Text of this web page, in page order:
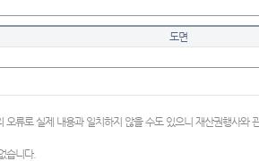
도면
오류로 실제 내용과 일치하지 않을 수도 있으니 재산권행사
습니다.